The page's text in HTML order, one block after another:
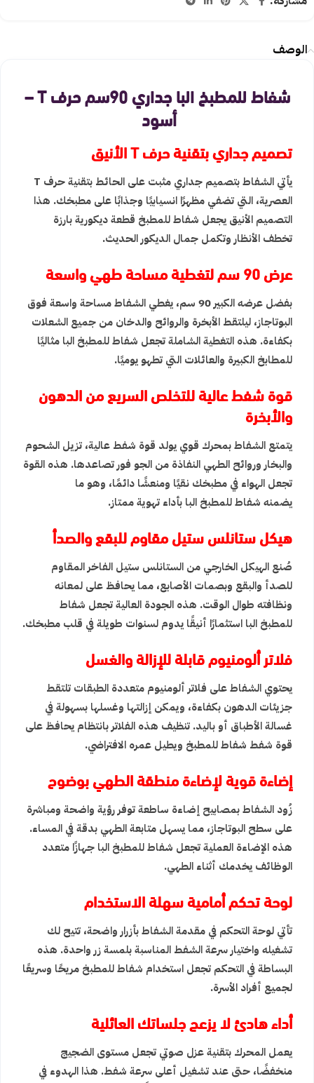
الوصف
شفاط للمطبخ البا جداري 90سم حرف T –
أسود
تصميم جداري بتقنية حرف T الأنيق
يأتي الشفاط بتصميم جداري مثبت على الحائط بتقنية حرف T
العصرية، التي تضفي مظهرًا انسيابيًا وجذابًا على مطبخك. هذا
التصميم الأنيق يجعل شفاط للمطبخ قطعة ديكورية بارزة
تخطف الأنظار وتكمل جمال الديكور الحديث.
عرض 90 سم لتغطية مساحة طهي واسعة
بفضل عرضه الكبير 90 سم، يغطي الشفاط مساحة واسعة فوق
البوتاجاز، ليلتقط الأبخرة والروائح والدخان من جميع الشعلات
بكفاءة. هذه التغطية الشاملة تجعل شفاط للمطبخ البا مثاليًا
للمطابخ الكبيرة والعائلات التي تطهو يوميًا.
قوة شفط عالية للتخلص السريع من الدهون
والأبخرة
يتمتع الشفاط بمحرك قوي يولد قوة شفط عالية، تزيل الشحوم
والبخار وروائح الطهي النفاذة من الجو فور تصاعدها. هذه القوة
تجعل الهواء في مطبخك نقيًا ومنعشًا دائمًا، وهو ما
يضمنه شفاط للمطبخ البا بأداء تهوية ممتاز.
هيكل ستانلس ستيل مقاوم للبقع والصدأ
صُنع الهيكل الخارجي من الستانلس ستيل الفاخر المقاوم
للصدأ والبقع وبصمات الأصابع، مما يحافظ على لمعانه
ونظافته طوال الوقت. هذه الجودة العالية تجعل شفاط
للمطبخ البا استثمارًا أنيقًا يدوم لسنوات طويلة في قلب مطبخك.
فلاتر ألومنيوم قابلة للإزالة والغسل
يحتوي الشفاط على فلاتر ألومنيوم متعددة الطبقات تلتقط
جزيئات الدهون بكفاءة، ويمكن إزالتها وغسلها بسهولة في
غسالة الأطباق أو باليد. تنظيف هذه الفلاتر بانتظام يحافظ على
قوة شفط شفاط للمطبخ ويطيل عمره الافتراضي.
إضاءة قوية لإضاءة منطقة الطهي بوضوح
زُود الشفاط بمصابيح إضاءة ساطعة توفر رؤية واضحة ومباشرة
على سطح البوتاجاز، مما يسهل متابعة الطهي بدقة في المساء.
هذه الإضاءة العملية تجعل شفاط للمطبخ البا جهازًا متعدد
الوظائف يخدمك أثناء الطهي.
لوحة تحكم أمامية سهلة الاستخدام
تأتي لوحة التحكم في مقدمة الشفاط بأزرار واضحة، تتيح لك
تشغيله واختيار سرعة الشفط المناسبة بلمسة زر واحدة. هذه
البساطة في التحكم تجعل استخدام شفاط للمطبخ مريحًا وسريعًا
لجميع أفراد الأسرة.
أداء هادئ لا يزعج جلساتك العائلية
يعمل المحرك بتقنية عزل صوتي تجعل مستوى الضجيج
منخفضًا، حتى عند تشغيل أعلى سرعة شفط. هذا الهدوء في